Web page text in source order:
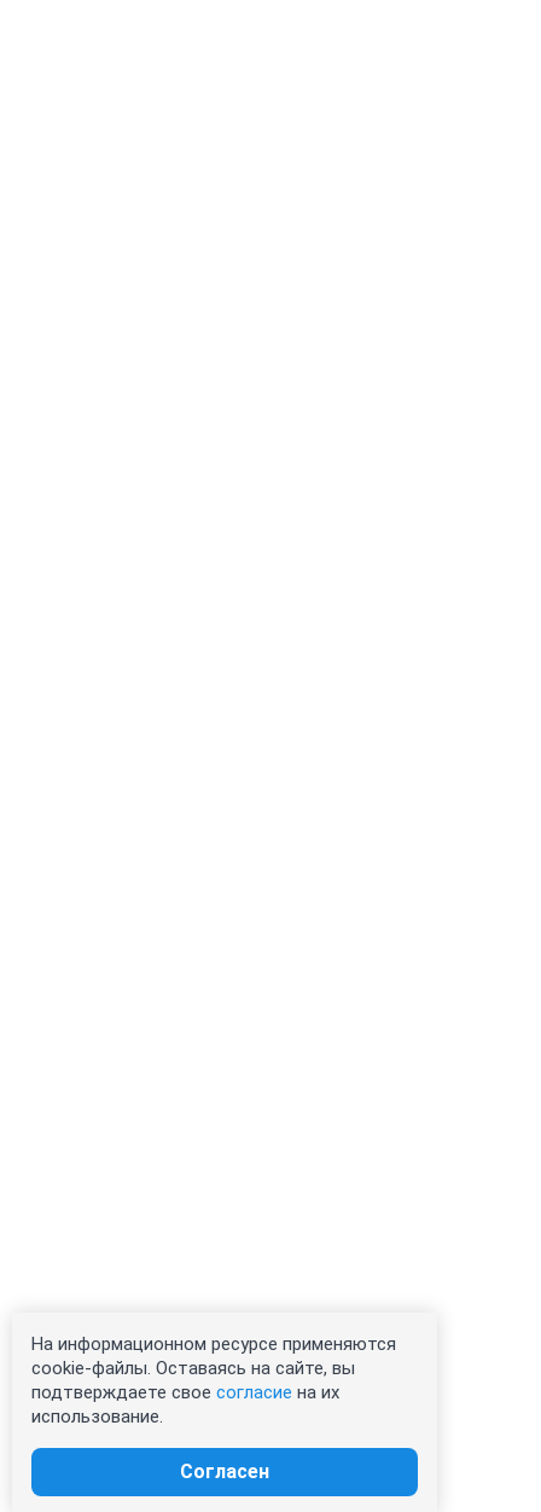
На информационном ресурсе применяются
cookie-файлы. Оставаясь на сайте, вы
подтверждаете свое согласие на их
использование.
Согласен